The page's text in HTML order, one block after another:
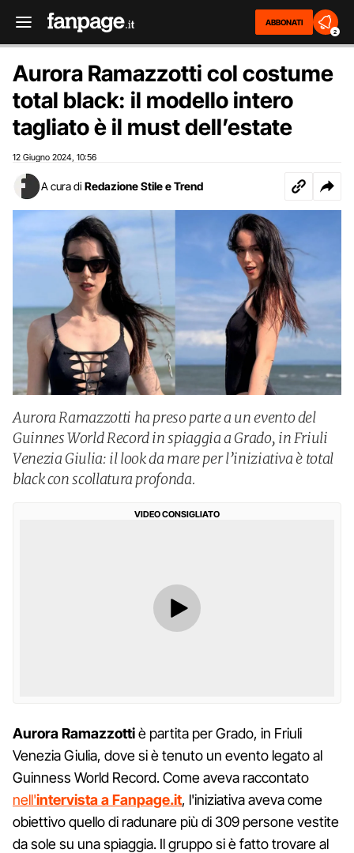
ABBONATI
2
Aurora Ramazzotti col costume
total black: il modello intero
tagliato è il must dell’estate
12 Giugno 2024 10:56
A cura di Redazione Stile e Trend
Aurora Ramazzotti ha preso parte a un evento del
Guinnes World Record in spiaggia a Grado, in Friuli
Venezia Giulia: il look da mare per l’iniziativa è total
black con scollatura profonda.
VIDEO CONSIGLIATO
Aurora Ramazzottiè partita per Grado, in Friuli
Venezia Giulia, dove si è tenuto un evento legato al
Guinness World Record. Come aveva raccontato
nell'intervista a Fanpage.it, l'iniziativa aveva come
obiettivo quello di radunare più di 309 persone vestite
da sole su una spiaggia. Il gruppo si è fatto trovare al